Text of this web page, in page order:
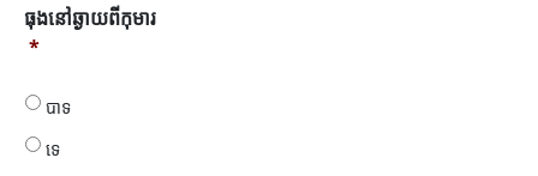
ធុង
នៅ
*
ធុងនៅឆ្ងាយពីកុមារ
*
បាទ
ទេ